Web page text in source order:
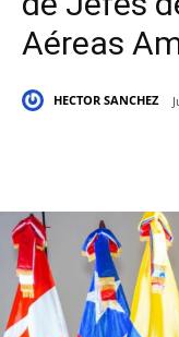
Aéreas
HECTOR SANCHEZ